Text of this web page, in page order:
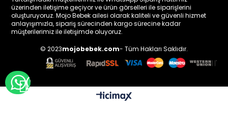
üzerinden iletişime geçiyor ve ürün görselleri ile siparişlerini
oluşturuyoruz. Mojo Bebek ailesi olarak kaliteli ve güvenli hizmet
anlayışımızla, sipariş sürecinden kargo sürecine kadar
müşterilerimiz ile iletişimde oluyoruz.
© 2023mojobebek.com- Tüm Hakları Saklıdır.